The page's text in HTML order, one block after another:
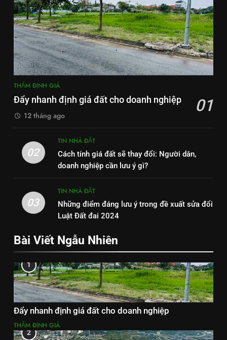
THẨM ĐỊNH GIÁ
Đẩy nhanh định giá đất cho doanh nghiệp 01
12 tháng ago
02
TIN NHÀ ĐẤT
Cách tính giá đất sẽ thay đổi: Người dân,
doanh nghiệp cần lưu ý gì?
03
TIN NHÀ ĐẤT
Những điểm đáng lưu ý trong đề xuất sửa đổi
Luật Đất đai 2024
Bài Viết Ngẫu Nhiên
1
Đẩy nhanh định giá đất cho doanh nghiệp
THẨM ĐỊNH GIÁ
2